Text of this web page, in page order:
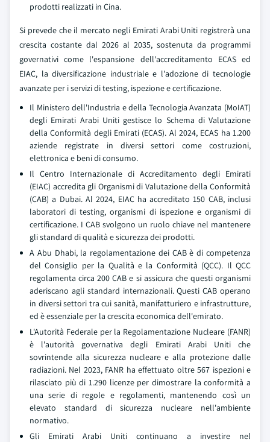
prodotti realizzati in Cina.
Si prevede che il mercato negli Emirati Arabi Uniti registrerà una
crescita costante dal 2026 al 2035, sostenuta da programmi
governativi come l'espansione dell'accreditamento ECAS ed
EIAC, la diversificazione industriale e l'adozione di tecnologie
avanzate per i servizi di testing, ispezione e certificazione.
Il Ministero dell'Industria e della Tecnologia Avanzata (MoIAT)
degli Emirati Arabi Uniti gestisce lo Schema di Valutazione
della Conformità degli Emirati (ECAS). Al 2024, ECAS ha 1.200
aziende registrate in diversi settori come costruzioni,
elettronica e beni di consumo.
Il Centro Internazionale di Accreditamento degli Emirati
(EIAC) accredita gli Organismi di Valutazione della Conformità
(CAB) a Dubai. Al 2024, EIAC ha accreditato 150 CAB, inclusi
laboratori di testing, organismi di ispezione e organismi di
certificazione. I CAB svolgono un ruolo chiave nel mantenere
gli standard di qualità e sicurezza dei prodotti.
A Abu Dhabi, la regolamentazione dei CAB è di competenza
del Consiglio per la Qualità e la Conformità (QCC). Il QCC
regolamenta circa 200 CAB e si assicura che questi organismi
aderiscano agli standard internazionali. Questi CAB operano
in diversi settori tra cui sanità, manifatturiero e infrastrutture,
ed è essenziale per la crescita economica dell'emirato.
L'Autorità Federale per la Regolamentazione Nucleare (FANR)
è l'autorità governativa degli Emirati Arabi Uniti che
sovrintende alla sicurezza nucleare e alla protezione dalle
radiazioni. Nel 2023, FANR ha effettuato oltre 567 ispezioni e
rilasciato più di 1.290 licenze per dimostrare la conformità a
una serie di regole e regolamenti, mantenendo così un
elevato standard di sicurezza nucleare nell'ambiente
normativo.
Gli Emirati Arabi Uniti continuano a investire nel